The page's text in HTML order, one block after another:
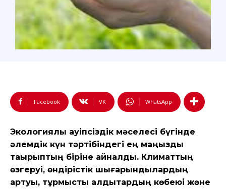
Facebook VK WhatsApp
Экологиялық қауіпсіздік мəселесі бүгінде
əлемдік күн тəртібіндегі ең маңызды
тақырыптың біріне айналды. Климаттың
өзгеруі, өндірістік шығарындылардың
артуы, тұрмыстық қалдықтардың көбеюі жəне